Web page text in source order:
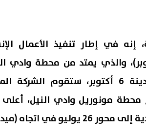
إنه في إطار تنفيذ الأعمال
(خط 6 أكتوبر)، والذي يمتد من محطة
المدينة الصناعية بمدينة 6 أكتوبر،
مونوريل وادي النيل،
لبنان – الشيخ زايد).